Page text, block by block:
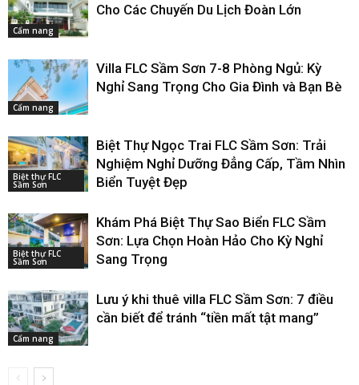
Cẩm nang
Cho Các Chuyến Du Lịch Đoàn Lớn
Cẩm nang
Villa FLC Sầm Sơn 7-8 Phòng Ngủ: Kỳ
Nghỉ Sang Trọng Cho Gia Đình và Bạn Bè
Biệt thự FLC
Sầm Sơn
Biệt Thự Ngọc Trai FLC Sầm Sơn: Trải
Nghiệm Nghỉ Dưỡng Đẳng Cấp, Tầm Nhìn
Biển Tuyệt Đẹp
Biệt thự FLC
Sầm Sơn
Khám Phá Biệt Thự Sao Biển FLC Sầm
Sơn: Lựa Chọn Hoàn Hảo Cho Kỳ Nghỉ
Sang Trọng
Cẩm nang
Lưu ý khi thuê villa FLC Sầm Sơn: 7 điều
cần biết để tránh “tiền mất tật mang”